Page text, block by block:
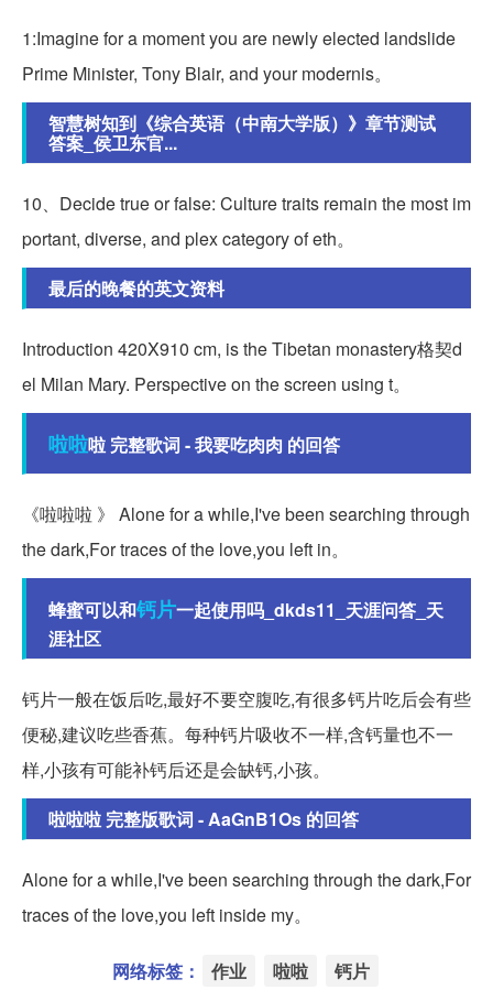
1:Imagine for a moment you are newly elected landslide
Prime Minister, Tony Blair, and your modernis。
智慧树知到《综合英语（中南大学版）》章节测试
答案_侯卫东官...
10、Decide true or false: Culture traits remain the most im
portant, diverse, and plex category of eth。
最后的晚餐的英文资料
Introduction 420X910 cm, is the Tibetan monastery格契d
el Milan Mary. Perspective on the screen using t。
啦啦啦 完整歌词 - 我要吃肉肉 的回答
《啦啦啦 》 Alone for a while,I've been searching through
the dark,For traces of the love,you left in。
蜂蜜可以和钙片一起使用吗_dkds11_天涯问答_天
涯社区
钙片一般在饭后吃,最好不要空腹吃,有很多钙片吃后会有些
便秘,建议吃些香蕉。每种钙片吸收不一样,含钙量也不一
样,小孩有可能补钙后还是会缺钙,小孩。
啦啦啦 完整版歌词 - AaGnB1Os 的回答
Alone for a while,I've been searching through the dark,For
traces of the love,you left inside my。
网络标签： 作业 啦啦 钙片